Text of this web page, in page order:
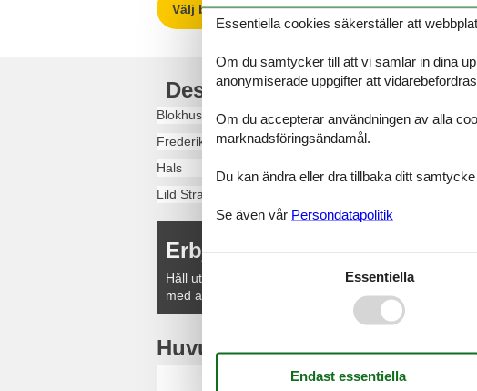
Välj bland 6 747 stugor
Destinationer i Nordjylland
Blokhus
Frederikshavn
Hals
Lild Strand
Erbjudanden och rabatter på
Håll utkik efter fina erbjudanden från våra partners!
med attraktiva rabatter och unika upplevelser.
Huvudtoppartiklar
Stuga Danmark
Essentiella cookies säkerställer att
Om du samtycker till att vi samlar in dina
anonymiserade uppgifter att
Om du accepterar användningen av alla
marknadsföringsändamål.
Du kan ändra eller dra tillbaka ditt
Se även vår Persondatapolitik
Essentiella